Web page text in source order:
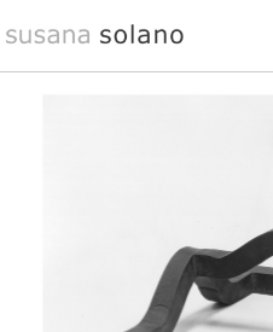
al
contenido